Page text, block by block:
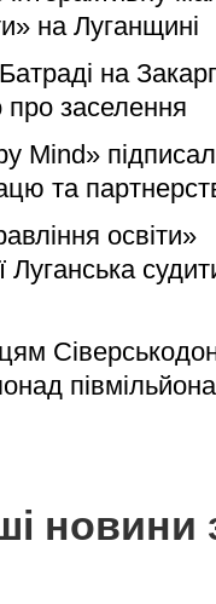
на Луганщині
на
заселення
Mind»
та
освіти»
Луганська
півмільйона
новини